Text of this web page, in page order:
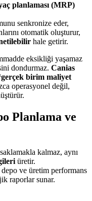
planlaması (MRP)
senkronize eder,
otomatik oluşturur,
hale getirir.
eksikliği yaşamaz
dondurmaz. Canias
birim maliyet
operasyonel değil,
Planlama ve
kalmaz, aynı
üretir.
ve üretim performans
raporlar sunar.